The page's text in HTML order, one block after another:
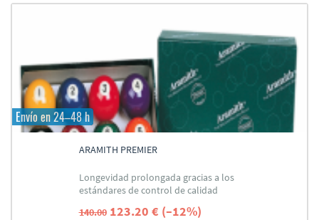
Envío en 24–48 h
ARAMITH PREMIER
Longevidad prolongada gracias a los
estándares de control de calidad
140.00 123.20 € (–12%)